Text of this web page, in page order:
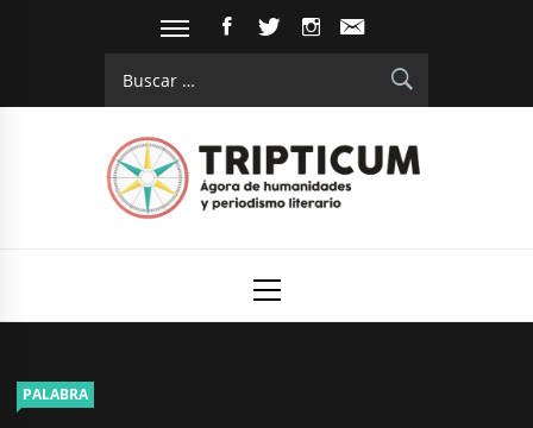
FACEBOOKTWITTERINSTAGRAM
principal
PALABRA